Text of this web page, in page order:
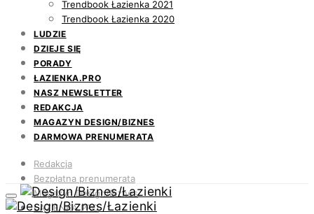
Trendbook Łazienka 2021
Trendbook Łazienka 2020
LUDZIE
DZIEJE SIĘ
PORADY
ŁAZIENKA.PRO
NASZ NEWSLETTER
REDAKCJA
MAGAZYN DESIGN/BIZNES
DARMOWA PRENUMERATA
Redakcja
Bezpłatna prenumerata
Magazyn Design/Biznes
ŁAZIENKA.PRO